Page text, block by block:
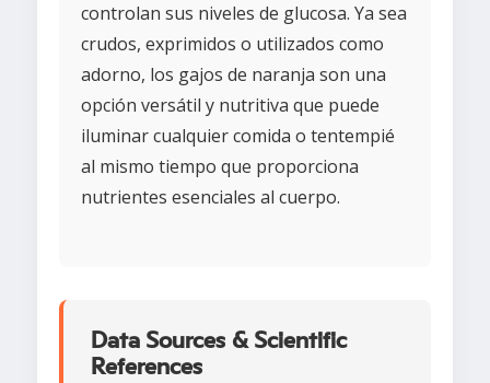
controlan sus niveles de glucosa. Ya sea
crudos, exprimidos o utilizados como
adorno, los gajos de naranja son una
opción versátil y nutritiva que puede
iluminar cualquier comida o tentempié
al mismo tiempo que proporciona
nutrientes esenciales al cuerpo.
Data Sources & Scientific
References